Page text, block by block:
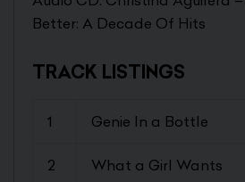
Better: A Decade Of Hits
TRACK LISTINGS
1 Genie In a Bottle
2 What a Girl Wants